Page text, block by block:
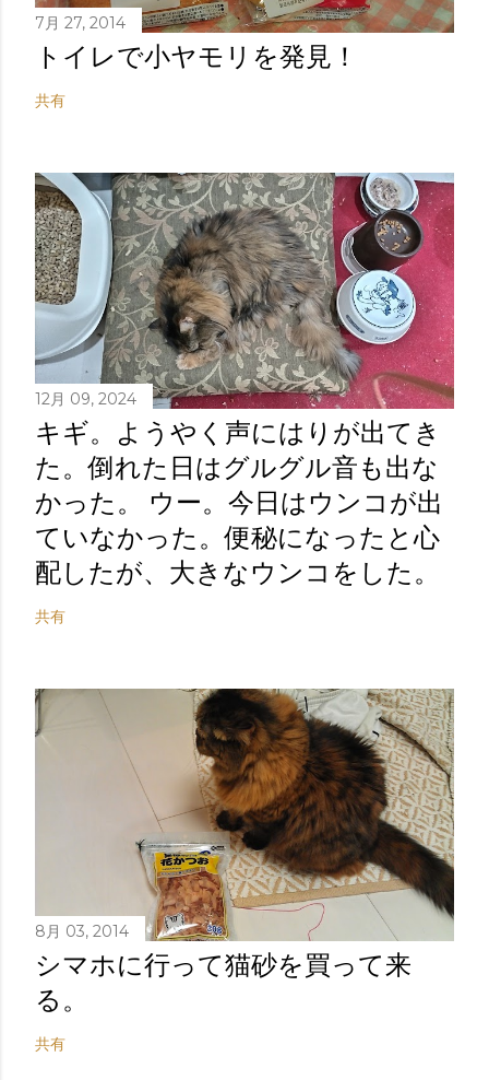
7月 27, 2014
トイレで小ヤモリを発見！
共有
12月 09, 2024
キギ。ようやく声にはりが出てき
た。倒れた日はグルグル音も出な
かった。 ウー。今日はウンコが出
ていなかった。便秘になったと心
配したが、大きなウンコをした。
共有
8月 03, 2014
シマホに行って猫砂を買って来
る。
共有